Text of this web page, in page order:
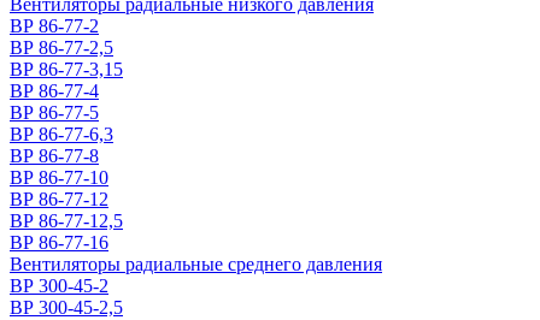
Вентиляторы радиальные низкого давления
ВР 86-77-2
ВР 86-77-2,5
ВР 86-77-3,15
ВР 86-77-4
ВР 86-77-5
ВР 86-77-6,3
ВР 86-77-8
ВР 86-77-10
ВР 86-77-12
ВР 86-77-12,5
ВР 86-77-16
Вентиляторы радиальные среднего давления
ВР 300-45-2
ВР 300-45-2,5